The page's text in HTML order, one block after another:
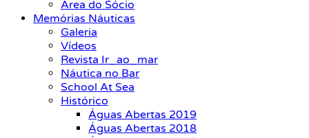
Área do Sócio
Memórias Náuticas
Galeria
Vídeos
Revista Ir_ao_mar
Náutica no Bar
School At Sea
Histórico
Águas Abertas 2019
Águas Abertas 2018